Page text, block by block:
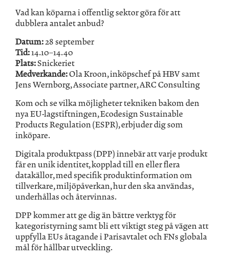
Vad kan köparna i offentlig sektor göra för att
dubblera antalet anbud?
Datum:28 september
Tid:14.10–14.40
Plats:Snickeriet
Medverkande:Ola Kroon, inköpschef på HBV samt
Jens Wernborg, Associate partner, ARC Consulting
Kom och se vilka möjligheter tekniken bakom den
nya EU-lagstiftningen, Ecodesign Sustainable
Products Regulation (ESPR), erbjuder dig som
inköpare.
Digitala produktpass (DPP) innebär att varje produkt
får en unik identitet, kopplad till en eller flera
datakällor, med specifik produktinformation om
tillverkare, miljöpåverkan, hur den ska användas,
underhållas och återvinnas.
DPP kommer att ge dig än bättre verktyg för
kategoristyrning samt bli ett viktigt steg på vägen att
uppfylla EUs åtagande i Parisavtalet och FNs globala
mål för hållbar utveckling.